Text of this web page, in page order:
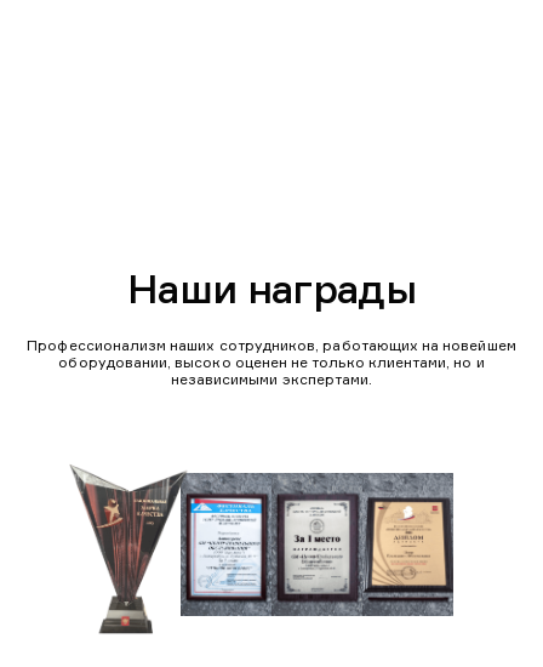
Наши награды
Профессионализм наших сотрудников, работающих на новейшем
оборудовании, высоко оценен не только клиентами, но и
независимыми экспертами.